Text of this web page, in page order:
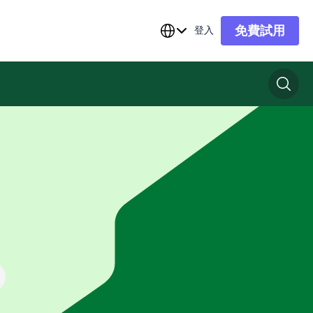
登入 免費試用